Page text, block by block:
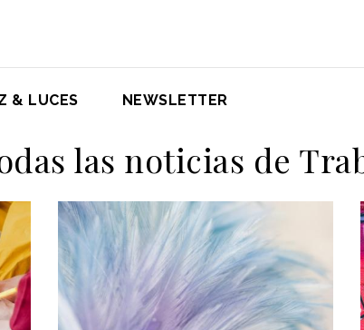
& LUCES NEWSLETTER
las noticias de